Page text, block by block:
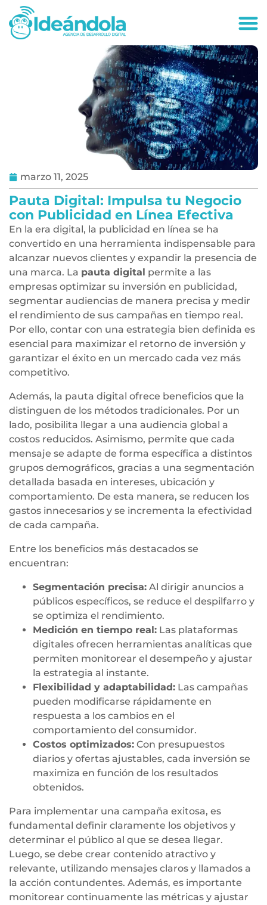
marzo 11, 2025
Pauta Digital: Impulsa tu Negocio
con Publicidad en Línea Efectiva
En la era digital, la publicidad en línea se ha
convertido en una herramienta indispensable para
alcanzar nuevos clientes y expandir la presencia de
una marca. La pauta digital permite a las
empresas optimizar su inversión en publicidad,
segmentar audiencias de manera precisa y medir
el rendimiento de sus campañas en tiempo real.
Por ello, contar con una estrategia bien definida es
esencial para maximizar el retorno de inversión y
garantizar el éxito en un mercado cada vez más
competitivo.
Además, la pauta digital ofrece beneficios que la
distinguen de los métodos tradicionales. Por un
lado, posibilita llegar a una audiencia global a
costos reducidos. Asimismo, permite que cada
mensaje se adapte de forma específica a distintos
grupos demográficos, gracias a una segmentación
detallada basada en intereses, ubicación y
comportamiento. De esta manera, se reducen los
gastos innecesarios y se incrementa la efectividad
de cada campaña.
Entre los beneficios más destacados se
encuentran:
Segmentación precisa: Al dirigir anuncios a
públicos específicos, se reduce el despilfarro y
se optimiza el rendimiento.
Medición en tiempo real: Las plataformas
digitales ofrecen herramientas analíticas que
permiten monitorear el desempeño y ajustar
la estrategia al instante.
Flexibilidad y adaptabilidad: Las campañas
pueden modificarse rápidamente en
respuesta a los cambios en el
comportamiento del consumidor.
Costos optimizados: Con presupuestos
diarios y ofertas ajustables, cada inversión se
maximiza en función de los resultados
obtenidos.
Para implementar una campaña exitosa, es
fundamental definir claramente los objetivos y
determinar el público al que se desea llegar.
Luego, se debe crear contenido atractivo y
relevante, utilizando mensajes claros y llamados a
la acción contundentes. Además, es importante
monitorear continuamente las métricas y ajustar